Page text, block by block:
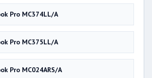
Pro MC374LL/A
Pro MC375LL/A
Pro MC024ARS/A